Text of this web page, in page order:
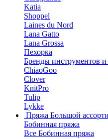
Katia
Shoppel
Laines du Nord
Lana Gatto
Lana Grossa
Пехорка
Бренды инструментов и
ChiaoGoo
Clover
KnitPro
Tulip
Lykke
Пряжа Большой
Бобинная пряжа
Все Бобинная пряжа